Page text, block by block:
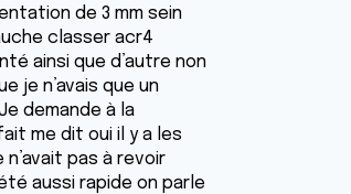
de 3 mm sein
classer acr4
ainsi que d’autre non
je n’avais que un
demande à la
me dit oui il y a les
pas à revoir
aussi rapide on parle